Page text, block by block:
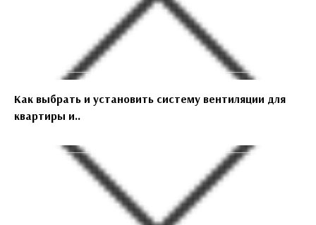
Как выбрать и установить систему вентиляции для
квартиры и..